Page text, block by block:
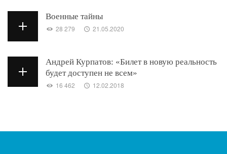
Военные тайны
28 279 21.05.2020
Андрей Курпатов: «Билет в новую реальность
будет доступен не всем»
16 462 12.02.2018